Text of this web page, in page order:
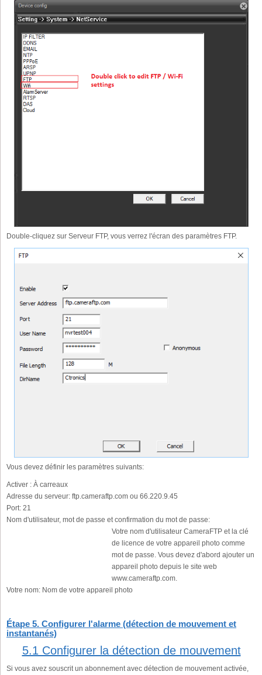
Double-cliquez sur Serveur FTP, vous verrez l'écran des paramètres FTP.
Vous devez définir les paramètres suivants:
Activer : À carreaux
Adresse du serveur: ftp.cameraftp.com ou 66.220.9.45
Port: 21
Nom d'utilisateur, mot de passe et confirmation du mot de passe:
Votre nom d'utilisateur CameraFTP et la clé
de licence de votre appareil photo comme
mot de passe. Vous devez d'abord ajouter un
appareil photo depuis le site web
www.cameraftp.com.
Votre nom: Nom de votre appareil photo
Étape 5. Configurer l'alarme (détection de mouvement et
instantanés)
5.1 Configurer la détection de mouvement
Si vous avez souscrit un abonnement avec détection de mouvement activée,